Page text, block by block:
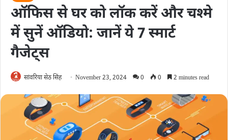
ऑफिस से घर को लॉक करें और चश्मे
में सुनें ऑडियो: जानें ये 7 स्मार्ट
गैजेट्स
सांवरिया सेठ सिंह November 23, 2024 0 0 2 minutes read